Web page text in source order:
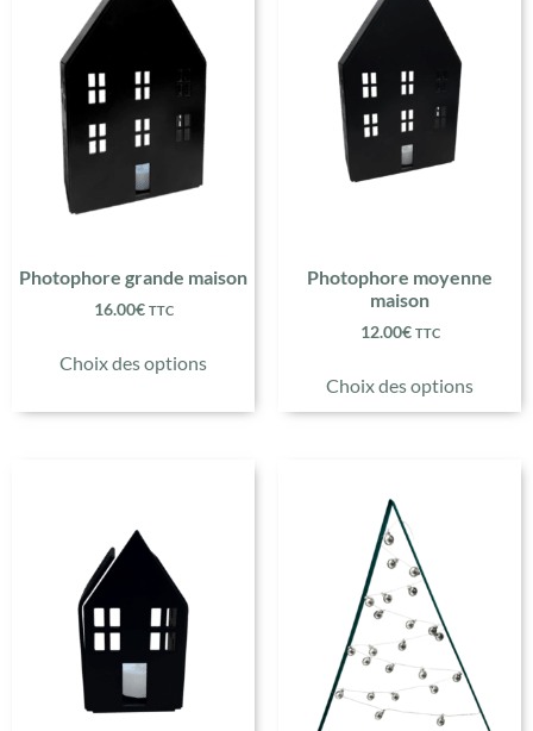
Photophore grande maison
16.00€ TTC
Choix des options
Photophore moyenne
maison
12.00€ TTC
Choix des options